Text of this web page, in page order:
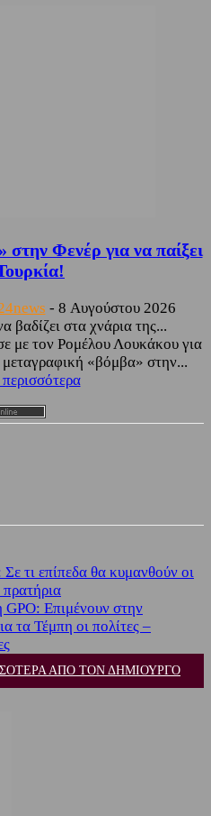
στην Φενέρ για να παίξει
- 8 Αυγούστου 2026
βαδίζει στα χνάρια της...
με τον Ρομέλου Λουκάκου για
«βόμβα» στην...
τι επίπεδα θα κυμανθούν οι
πρατήρια
Επιμένουν στην
τα Τέμπη οι πολίτες –
ΑΠΟ ΤΟΝ ΔΗΜΙΟΥΡΓΟ